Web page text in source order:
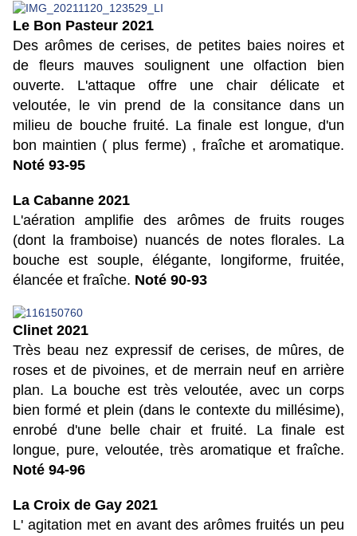
Le Bon Pasteur 2021
Des arômes de cerises, de petites baies noires et
de fleurs mauves soulignent une olfaction bien
ouverte. L'attaque offre une chair délicate et
veloutée, le vin prend de la consitance dans un
milieu de bouche fruité. La finale est longue, d'un
bon maintien ( plus ferme) , fraîche et aromatique.
Noté 93-95
La Cabanne 2021
L'aération amplifie des arômes de fruits rouges
(dont la framboise) nuancés de notes florales. La
bouche est souple, élégante, longiforme, fruitée,
élancée et fraîche. Noté 90-93
Clinet 2021
Très beau nez expressif de cerises, de mûres, de
roses et de pivoines, et de merrain neuf en arrière
plan. La bouche est très veloutée, avec un corps
bien formé et plein (dans le contexte du millésime),
enrobé d'une belle chair et fruité. La finale est
longue, pure, veloutée, très aromatique et fraîche.
Noté 94-96
La Croix de Gay 2021
L' agitation met en avant des arômes fruités un peu